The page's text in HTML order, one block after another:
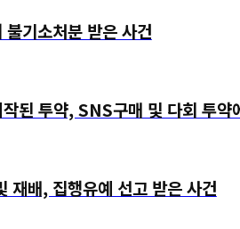
기소처분 받은 사건
된 투약, SNS구매 및 다회 투약
배, 집행유예 선고 받은 사건